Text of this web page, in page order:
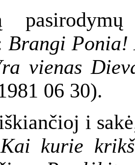
Brangi Ponia!
vienas
06 30).
i
Kai kurie